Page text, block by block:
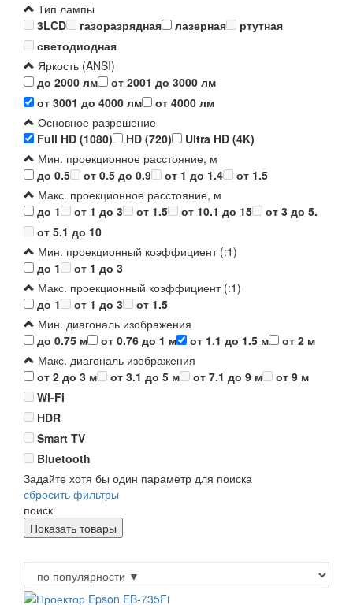
Тип лампы
3LCD
газоразрядная лазерная
ртутная
светодиодная
Яркость (ANSI)
до 2000 лм
от 2001 до 3000 лм
от 3001 до 4000 лм
от 4000 лм
Основное разрешение
Full HD (1080)
HD (720)
Ultra HD (4K)
Мин. проекционное расстояние, м
до 0.5
от 0.5 до 0.9 от 1 до 1.4
от 1.5
Макс. проекционное расстояние, м
до 1
от 1 до 3 от 1.5 от 10.1 до 15
от 3 до 5.
от 5.1 до 10
Мин. проекционный коэффициент (:1)
до 1
от 1 до 3
Макс. проекционный коэффициент (:1)
до 1
от 1 до 3
от 1.5
Мин. диагональ изображения
до 0.75 м
от 0.76 до 1 м от 1.1 до 1.5 м
от 2 м
Макс. диагональ изображения
от 2 до 3 м
от 3.1 до 5 м от 7.1 до 9 м
от 9 м
Wi-Fi
HDR
Smart TV
Bluetooth
Задайте хотя бы один параметр для поиска
сбросить фильтры
поиск